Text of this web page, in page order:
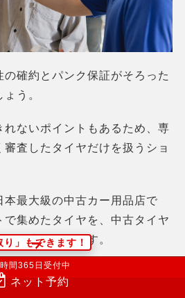
確約とパンク保証がそろった
う。
れないポイントもあるため、専
査したタイヤだけを扱うショ
本最大級の中古カー用品店で
集めたタイヤを、中古タイヤ
販売しています。
国内外に及び、あらゆるタイヤ
り」もできます！
間365日受付中
ネット予約